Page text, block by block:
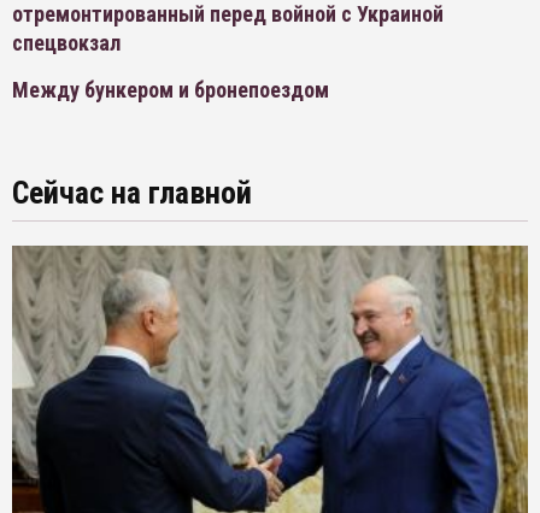
отремонтированный перед войной с Украиной
спецвокзал
Между бункером и бронепоездом
Сейчас на главной